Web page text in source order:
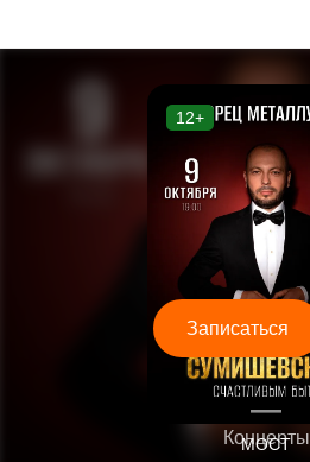
12+
Концерты
Записаться
—
МОСТ